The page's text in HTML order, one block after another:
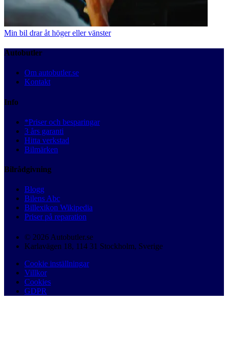
Min bil drar åt höger eller vänster
Autobutler
Om autobutler.se
Kontakt
Info
*Priser och besparingar
3 års garanti
Hitta verkstad
Bilmärken
Bilrådgivning
Blogg
Bilens Abc
Billexikon Wikipedia
Priser på reparation
© 2026 Autobutler.se
Karlavägen 18, 114 31 Stockholm, Sverige
Cookie inställningar
Villkor
Cookies
GDPR